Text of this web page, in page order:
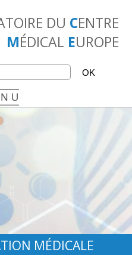
DU CENTRE
MÉDICAL EUROPE
MÉDICALE